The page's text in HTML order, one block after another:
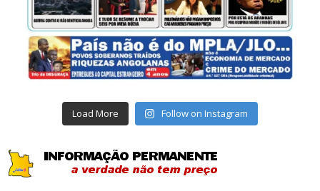
Load More Follow on Instagram